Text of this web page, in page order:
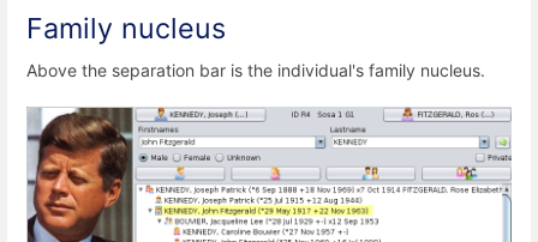
Family nucleus
Above the separation bar is the individual's family nucleus.